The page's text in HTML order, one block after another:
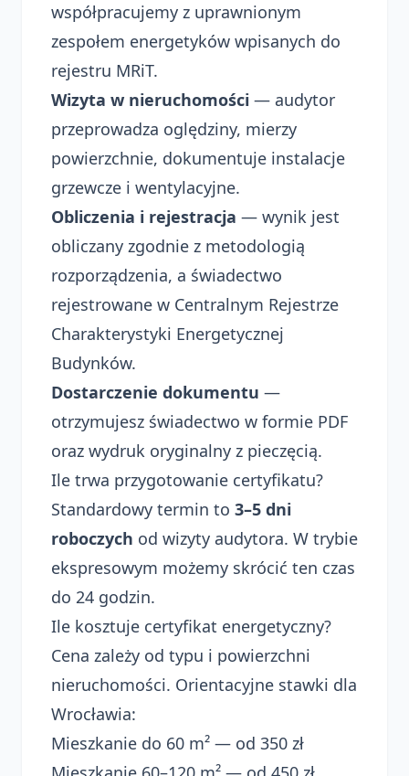
współpracujemy z uprawnionym
zespołem energetyków wpisanych do
rejestru MRiT.
Wizyta w nieruchomości — audytor
przeprowadza oględziny, mierzy
powierzchnie, dokumentuje instalacje
grzewcze i wentylacyjne.
Obliczenia i rejestracja — wynik jest
obliczany zgodnie z metodologią
rozporządzenia, a świadectwo
rejestrowane w Centralnym Rejestrze
Charakterystyki Energetycznej
Budynków.
Dostarczenie dokumentu —
otrzymujesz świadectwo w formie PDF
oraz wydruk oryginalny z pieczęcią.
Ile trwa przygotowanie certyfikatu?
Standardowy termin to 3–5 dni
roboczych od wizyty audytora. W trybie
ekspresowym możemy skrócić ten czas
do 24 godzin.
Ile kosztuje certyfikat energetyczny?
Cena zależy od typu i powierzchni
nieruchomości. Orientacyjne stawki dla
Wrocławia:
Mieszkanie do 60 m² — od 350 zł